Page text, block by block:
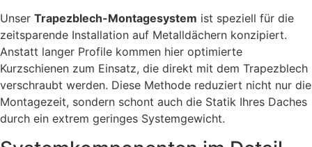
Unser Trapezblech-Montagesystem ist speziell für die
zeitsparende Installation auf Metalldächern konzipiert.
Anstatt langer Profile kommen hier optimierte
Kurzschienen zum Einsatz, die direkt mit dem Trapezblech
verschraubt werden. Diese Methode reduziert nicht nur die
Montagezeit, sondern schont auch die Statik Ihres Daches
durch ein extrem geringes Systemgewicht.